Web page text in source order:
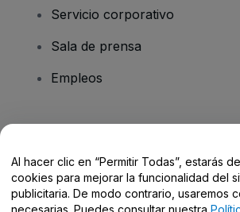
Servicio corporativo
Sala de prensa
Empleos
Centro de Ayuda / Contacto
Al hacer clic en “Permitir Todas”, estarás
cookies para mejorar la funcionalidad del
publicitaria. De modo contrario, usaremos
necesarias. Puedes consultar nuestra